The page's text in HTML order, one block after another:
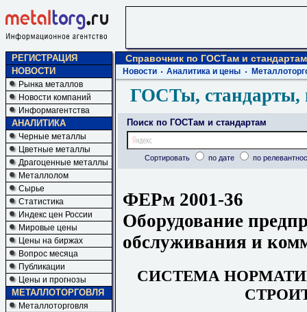
РЕГИСТРАЦИЯ
НОВОСТИ
Рынка металлов
Новости компаний
Информагентства
АНАЛИТИКА
Черные металлы
Цветные металлы
Драгоценные металлы
Металлолом
Сырье
Статистика
Индекс цен России
Мировые цены
Цены на биржах
Вопрос месяца
Публикации
Цены и прогнозы
МЕТАЛЛОТОРГОВЛЯ
Металлоторговля
Справочник по ГОСТам и стандартам
Новости Аналитика и цены
ГОСТы, стандарты,
Поиск по ГОСТам и стандартам
Сортировать по дате по
ФЕРм 2001-36
Оборудование
обслуживания и
СИСТЕМА